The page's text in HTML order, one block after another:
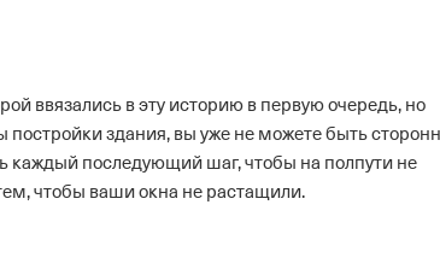
ввязались в эту историю в первую очередь, но
постройки здания, вы уже не можете быть
каждый последующий шаг, чтобы на полпути не
чтобы ваши окна не растащили.